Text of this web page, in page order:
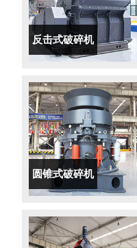
反击式破碎机
圆锥式破碎机